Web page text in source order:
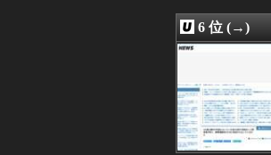
08/07 07:02
08/07 07:01
08/07 07:01
08/07 07:01
08/07 07:00
08/07 07:00
08/07 07:00
08/07 07:00
6 位 (→)